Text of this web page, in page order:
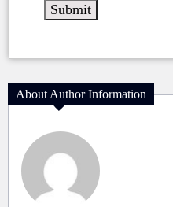
About Author Information